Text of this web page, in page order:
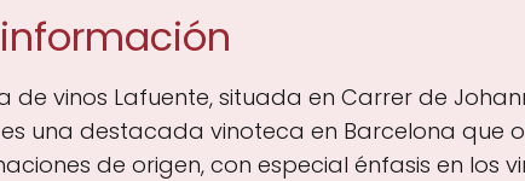
de vinos Lafuente, situada en Carrer de
es una destacada vinoteca en Barcelona que
de origen, con especial énfasis en los